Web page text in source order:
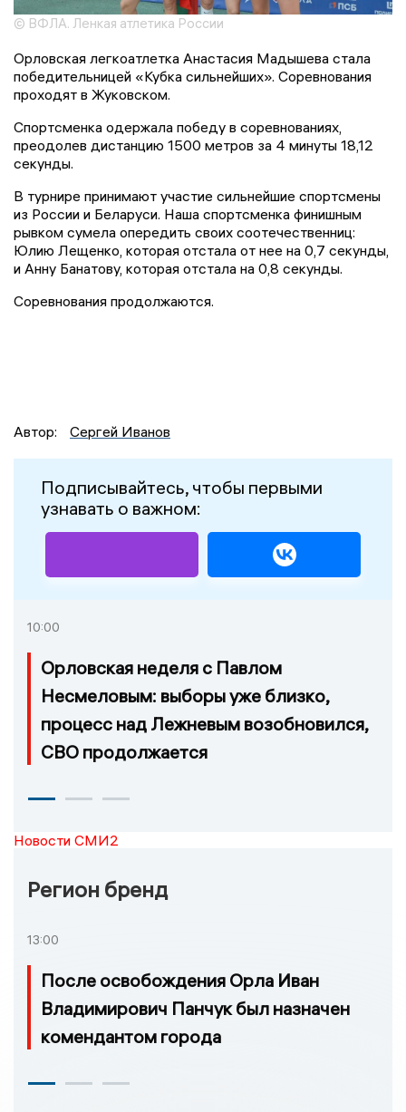
© ВФЛА. Ленкая атлетика России
Орловская легкоатлетка Анастасия Мадышева стала
победительницей «Кубка сильнейших». Соревнования
проходят в Жуковском.
Спортсменка одержала победу в соревнованиях,
преодолев дистанцию 1500 метров за 4 минуты 18,12
секунды.
В турнире принимают участие сильнейшие спортсмены
из России и Беларуси. Наша спортсменка финишным
рывком сумела опередить своих соотечественниц:
Юлию Лещенко, которая отстала от нее на 0,7 секунды,
и Анну Банатову, которая отстала на 0,8 секунды.
Соревнования продолжаются.
Автор: Сергей Иванов
Подписывайтесь, чтобы первыми
узнавать о важном:
10:00
Орловская неделя с Павлом
Несмеловым: выборы уже близко,
процесс над Лежневым возобновился,
СВО продолжается
Новости СМИ2
Регион бренд
13:00
После освобождения Орла Иван
Владимирович Панчук был назначен
комендантом города